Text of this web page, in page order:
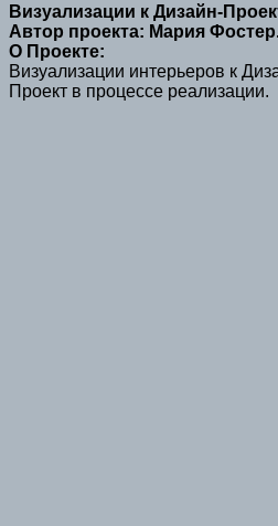
Визуализации к Дизайн-
Автор проекта: Мария
О Проекте:
Визуализации интерьеров к
Проект в процессе реализации.